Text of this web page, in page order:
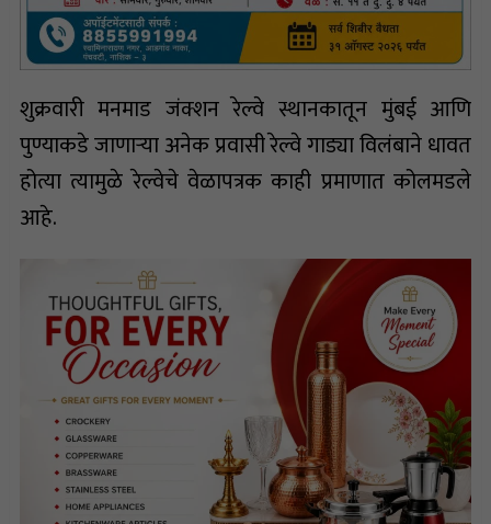
शुक्रवारी मनमाड जंक्शन रेल्वे स्थानकातून मुंबई आणि
पुण्याकडे जाणाऱ्या अनेक प्रवासी रेल्वे गाड्या विलंबाने धावत
होत्या त्यामुळे रेल्वेचे वेळापत्रक काही प्रमाणात कोलमडले
आहे.